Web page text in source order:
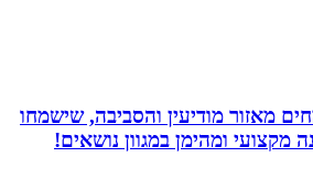
מודיעין והסביבה, שישמחו
ומהימן במגוון נושאים!